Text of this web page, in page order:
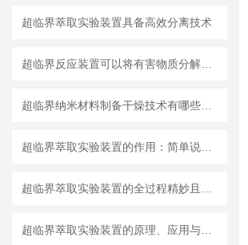
超临界萃取实验装置具备高效分离技术